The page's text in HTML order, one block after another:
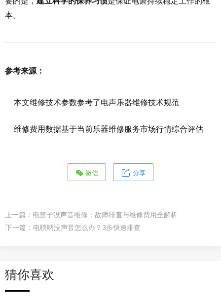
本。
参考来源：
本文维修技术参数参考了电声乐器维修技术规范
维修费用数据基于当前乐器维修服务市场行情综合评估
微信 分享
上一篇： 电笛子没声音维修：故障排查与维修费用全解析
下一篇： 电唢呐没声音怎么办？3步快速排查
猜你喜欢